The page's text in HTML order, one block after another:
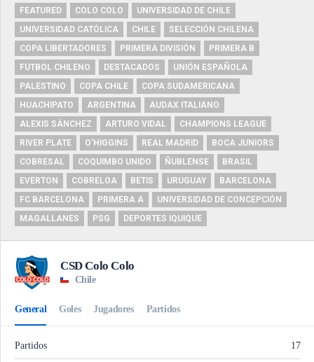
FEATURED COLO COLO
UNIVERSIDAD DE CHILE
UNIVERSIDAD CATÓLICA
CHILE
SELECCIÓN CHILENA
COPA LIBERTADORES
PRIMERA DIVISIÓN
PRIMERA B
FUTBOL CHILENO
DESTACADOS
UNIÓN ESPAÑOLA
PALESTINO
COPA CHILE
COPA SUDAMERICANA
HUACHIPATO
ARGENTINA
AUDAX ITALIANO
ALEXIS SÁNCHEZ
ARTURO VIDAL
CHAMPIONS LEAGUE
RIVER PLATE
O'HIGGINS REAL MADRID
BOCA JUNIORS
COBRESAL
COQUIMBO UNIDO ÑUBLENSE
BRASIL
EVERTON
COBRELOA BETIS URUGUAY
BARCELONA
FC BARCELONA
PRIMERA A
UNIVERSIDAD DE CONCEPCIÓN
MAGALLANES
PSG DEPORTES IQUIQUE